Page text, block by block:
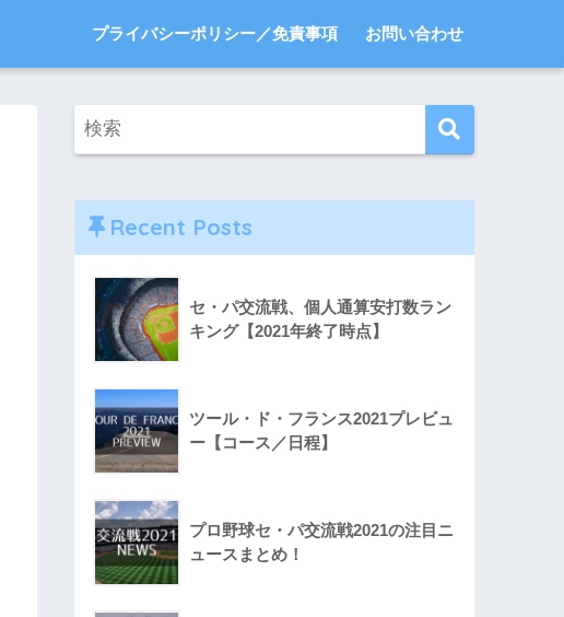
プライバシーポリシー／免責事項 お問い合わせ
Recent Posts
セ・パ交流戦、個人通算安打数ラン
キング【2021年終了時点】
ツール・ド・フランス2021プレビュ
ー【コース／日程】
プロ野球セ・パ交流戦2021の注目ニ
ュースまとめ！